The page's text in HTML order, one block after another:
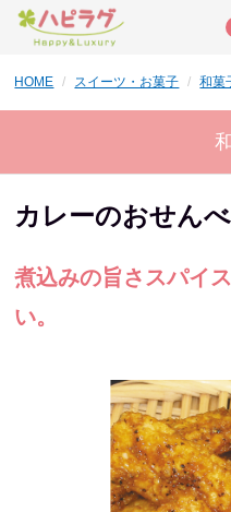
HOME スイーツ・お菓子 和菓
カレーのおせん
煮込みの旨さスパイ
い。